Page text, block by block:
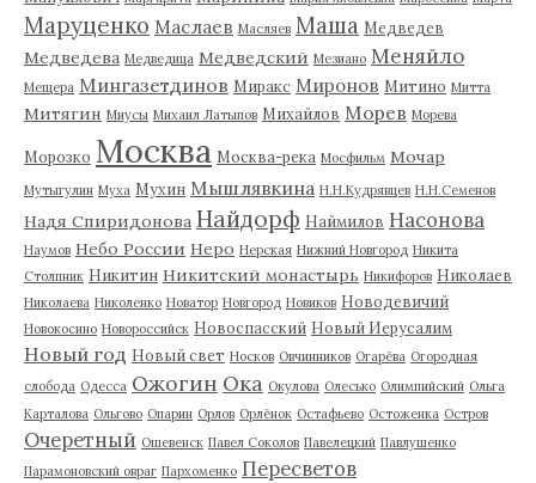
Маруценко Маслаев Масляев Маша Медведев
Медведева Медведица Медведский Мезиано Меняйло
Мещера Мингазетдинов Миракс Миронов Митино Митта
Митягин Миусы Михаил Латыпов Михайлов Морев Морева
Морозко Москва Москва-река Мосфильм Мочар
Мутыгулин Муха Мухин Мышлявкина Н.Н.Кудрявцев Н.Н.Семенов
Надя Спиридонова Найдорф Наймилов Насонова
Наумов Небо России Неро Нерская Нижний Новгород Никита
Столпник Никитин Никитский монастырь Никифоров Николаев
Николаева Николенко Новатор Новгород Новиков Новодевичий
Новокосино Новороссийск Новоспасский Новый Иерусалим
Новый год Новый свет Носков Овчинников Огарёва Огородная
слобода Одесса Ожогин Ока Окулова Олесько Олимпийский Ольга
Карталова Ольгово Опарин Орлов Орлёнок Остафьево Остоженка Остров
Очеретный Ошевенск Павел Соколов Павелецкий Павлушенко
Парамоновский овраг Пархоменко Пересветов